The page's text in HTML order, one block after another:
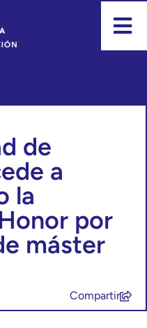
de
a
la
por
máster
Compartir